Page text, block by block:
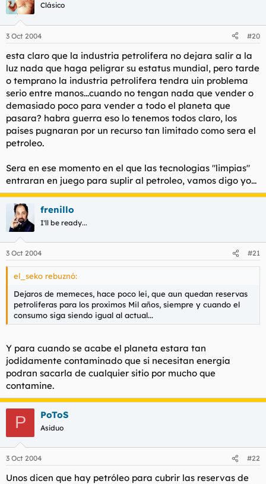
Clásico
3 Oct 2004 #20
esta claro que la industria petrolifera no dejara salir a la
luz nada que haga peligrar su estatus mundial, pero tarde
o temprano la industria petrolifera tendra uin problema
serio entre manos...cuando no tengan nada que vender o
demasiado poco para vender a todo el planeta que
pasara? habra guerra eso lo tenemos todos claro, los
paises pugnaran por un recurso tan limitado como sera el
petroleo.
Sera en ese momento en el que las tecnologias "limpias"
entraran en juego para suplir al petroleo, vamos digo yo...
frenillo
I'll be ready...
3 Oct 2004 #21
el_seko rebuznó:
Dejaros de memeces, hace poco lei, que aun quedan reservas
petroliferas para los proximos Mil años, siempre y cuando el
consumo siga siendo igual al actual...
Y para cuando se acabe el planeta estara tan
jodidamente contaminado que si necesitan energia
podran sacarla de cualquier sitio por mucho que
contamine.
P PoToS
Asiduo
3 Oct 2004 #22
Unos dicen que hay petróleo para cubrir las reservas de